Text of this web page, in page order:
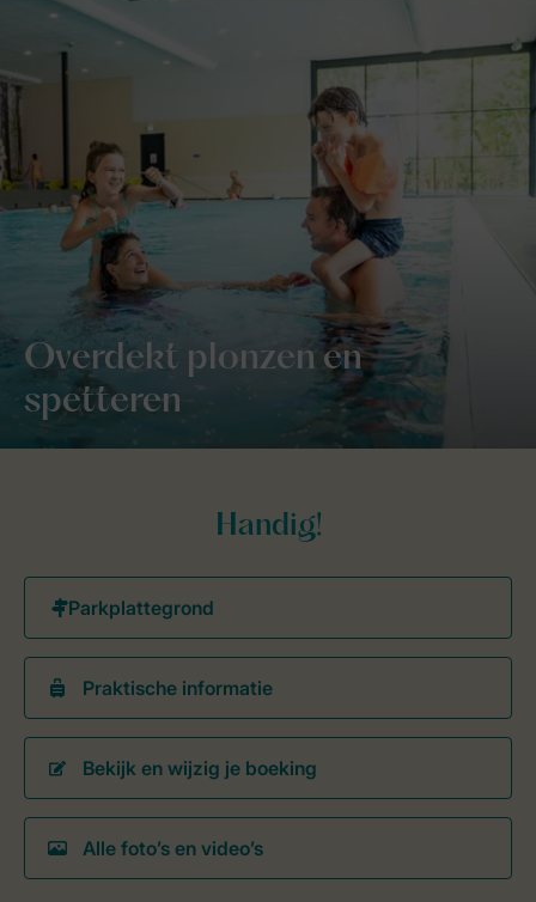
Overdekt plonzen en
spetteren
Handig!
Praktische informatie
Bekijk en wijzig je boeking
Alle foto’s en video’s